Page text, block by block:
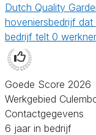
Dutch Quality
hoveniersbedrijf
bedrijf telt 0
Goede Score 2026
Werkgebied
Contactgegevens
6 jaar in bedrijf